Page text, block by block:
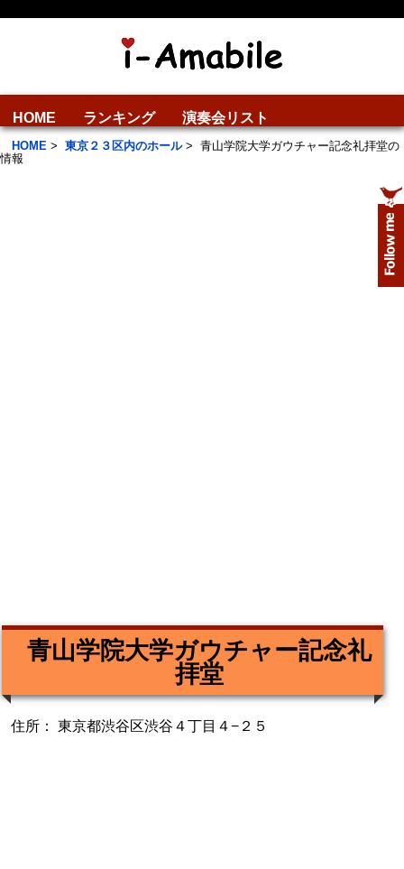
HOME ランキング 演奏会リスト
HOME > 東京２３区内のホール> 青山学院大学ガウチャー記念礼拝堂の
情報
青山学院大学ガウチャー記念礼
拝堂
住所： 東京都渋谷区渋谷４丁目４−２５